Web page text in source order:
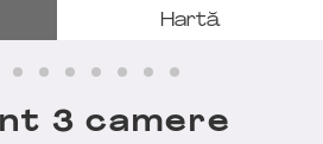
Hartă
3 camere